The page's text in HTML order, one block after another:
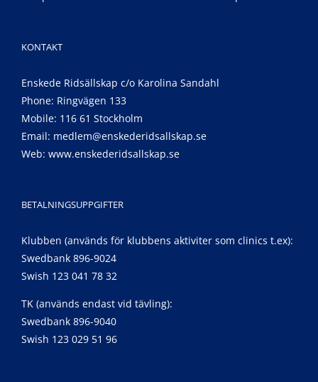
KONTAKT
Enskede Ridsällskap c/o Karolina Sandahl
Phone: Ringvägen 133
Mobile: 116 61 Stockholm
Email: medlem@enskederidsallskap.se
Web: www.enskederidsallskap.se
BETALNINGSUPPGIFTER
Klubben (används för klubbens aktiviter som clinics t.ex):
Swedbank 896-9024
Swish 123 041 78 32
TK (används endast vid tävling):
Swedbank 896-9040
Swish 123 029 51 96